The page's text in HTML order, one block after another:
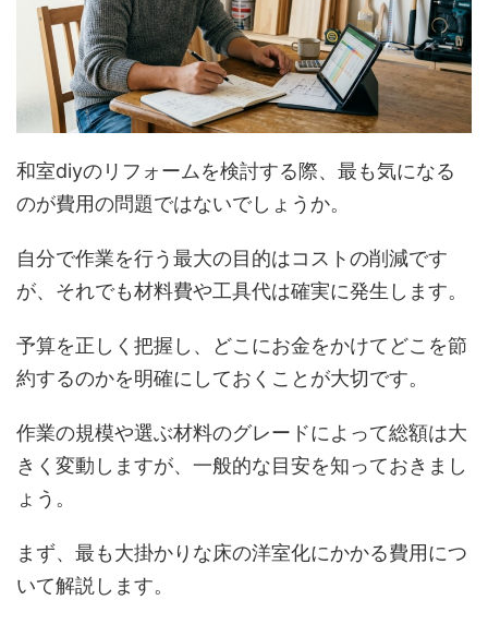
和室diyのリフォームを検討する際、最も気になる
のが費用の問題ではないでしょうか。
自分で作業を行う最大の目的はコストの削減です
が、それでも材料費や工具代は確実に発生します。
予算を正しく把握し、どこにお金をかけてどこを節
約するのかを明確にしておくことが大切です。
作業の規模や選ぶ材料のグレードによって総額は大
きく変動しますが、一般的な目安を知っておきまし
ょう。
まず、最も大掛かりな床の洋室化にかかる費用につ
いて解説します。